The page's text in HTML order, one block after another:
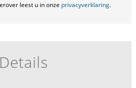
leest u in onze privacyverklaring.
Details